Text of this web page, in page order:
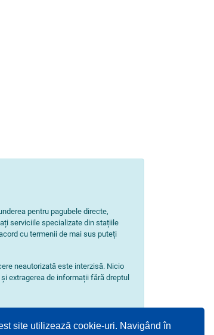
site utilizează cookie-uri. Navigând în
pentru pagubele directe,
serviciile specializate din stațiile
cu termenii de mai sus puteți
neautorizată este interzisă. Nicio
extragerea de informații fără dreptul